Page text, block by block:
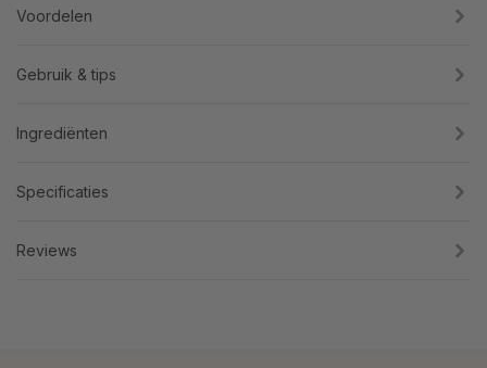
Voordelen
Gebruik & tips
Ingrediënten
Specificaties
Reviews